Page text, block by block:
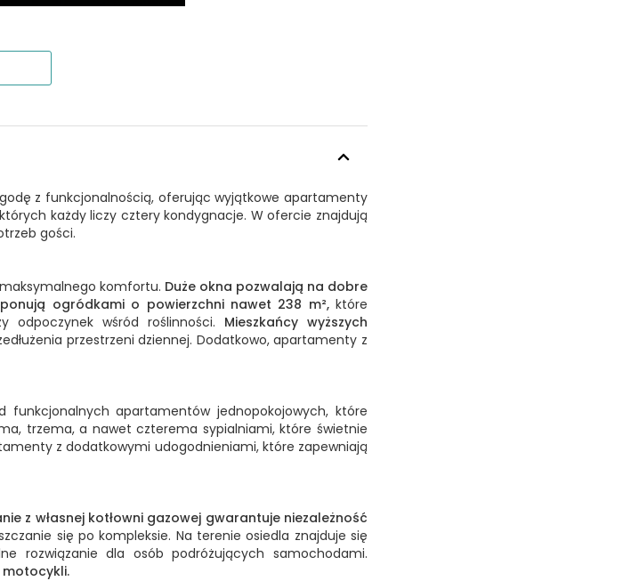
z funkcjonalnością, oferując wyjątkowe apartamenty
każdy liczy cztery kondygnacje. W ofercie znajdują
gości.
komfortu. Duże okna pozwalają na dobre
ogródkami o powierzchni nawet 238 m²,które
odpoczynek wśród roślinności. Mieszkańcy wyższych
przestrzeni dziennej. Dodatkowo, apartamenty z
apartamentów jednopokojowych, które
trzema, a nawet czterema sypialniami, które świetnie
z dodatkowymi udogodnieniami, które zapewniają
z własnej kotłowni gazowej gwarantuje niezależność
się po kompleksie. Na terenie osiedla znajduje się
rozwiązanie dla osób podróżujących samochodami.